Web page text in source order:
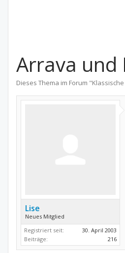
Arrava und
Dieses Thema im Forum "
Lise
Neues Mitglied
Registriert seit:
30. April 2003
Beiträge:
216